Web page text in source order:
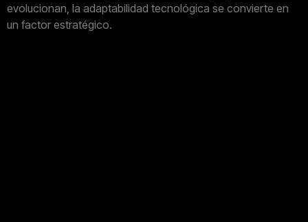
evolucionan, la adaptabilidad tecnológica se convierte en
un factor estratégico.